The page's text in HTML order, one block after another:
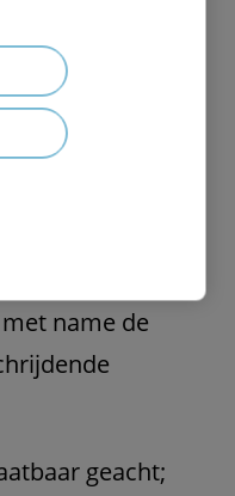
waren
fusies
geregeld
de
name de
geacht;